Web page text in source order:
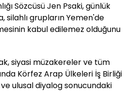
Sözcüsü Jen Psaki, günlük
silahlı grupların Yemen'de
kabul edilemez olduğunu
siyasi müzakereler ve tüm
Körfez Arap Ülkeleri İş Birliği
ulusal diyalog sonucundaki